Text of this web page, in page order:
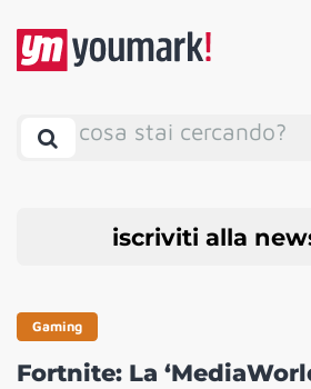
cosa stai cercando?
iscriviti alla
Gaming
Fortnite: La